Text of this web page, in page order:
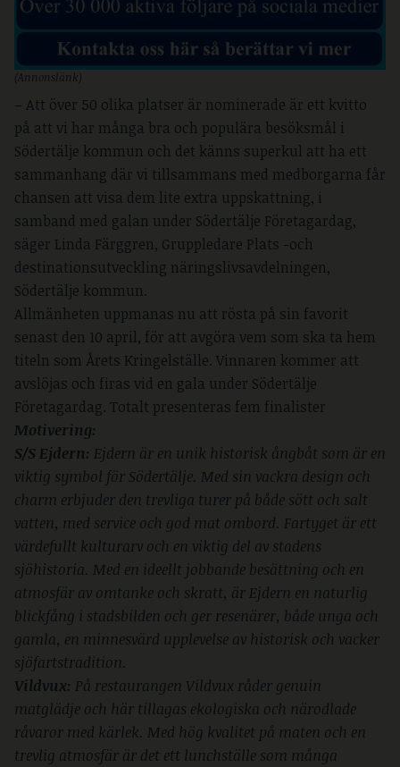
(Annonslänk)
– Att över 50 olika platser är nominerade är ett kvitto
på att vi har många bra och populära besöksmål i
Södertälje kommun och det känns superkul att ha ett
sammanhang där vi tillsammans med medborgarna får
chansen att visa dem lite extra uppskattning, i
samband med galan under Södertälje Företagardag,
säger Linda Färggren, Gruppledare Plats -och
destinationsutveckling näringslivsavdelningen,
Södertälje kommun.
Allmänheten uppmanas nu att rösta på sin favorit
senast den 10 april, för att avgöra vem som ska ta hem
titeln som Årets Kringelställe. Vinnaren kommer att
avslöjas och firas vid en gala under Södertälje
Företagardag. Totalt presenteras fem finalister
Motivering:
S/S Ejdern: Ejdern är en unik historisk ångbåt som är en
viktig symbol för Södertälje. Med sin vackra design och
charm erbjuder den trevliga turer på både sött och salt
vatten, med service och god mat ombord. Fartyget är ett
värdefullt kulturarv och en viktig del av stadens
sjöhistoria. Med en ideellt jobbande besättning och en
atmosfär av omtanke och skratt, är Ejdern en naturlig
blickfång i stadsbilden och ger resenärer, både unga och
gamla, en minnesvärd upplevelse av historisk och vacker
sjöfartstradition.
Vildvux: På restaurangen Vildvux råder genuin
matglädje och här tillagas ekologiska och närodlade
råvaror med kärlek. Med hög kvalitet på maten och en
trevlig atmosfär är det ett lunchställe som många